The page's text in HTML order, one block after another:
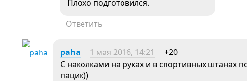
Плохо подготовился.
Ответить
paha 1 мая 2016, 14:21
+20
С наколками на руках и в спортивных штанах
пацик))